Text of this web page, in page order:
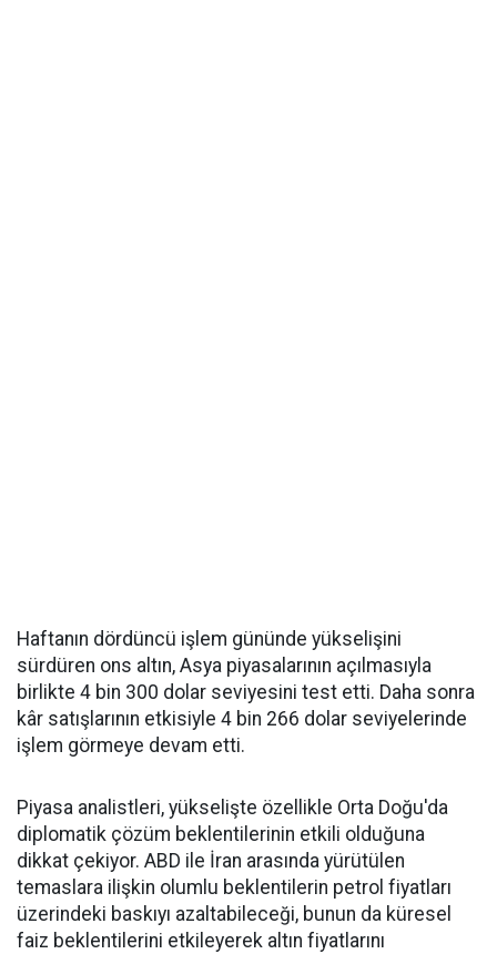
Haftanın dördüncü işlem gününde yükselişini
sürdüren ons altın, Asya piyasalarının açılmasıyla
birlikte 4 bin 300 dolar seviyesini test etti. Daha sonra
kâr satışlarının etkisiyle 4 bin 266 dolar seviyelerinde
işlem görmeye devam etti.
Piyasa analistleri, yükselişte özellikle Orta Doğu'da
diplomatik çözüm beklentilerinin etkili olduğuna
dikkat çekiyor. ABD ile İran arasında yürütülen
temaslara ilişkin olumlu beklentilerin petrol fiyatları
üzerindeki baskıyı azaltabileceği, bunun da küresel
faiz beklentilerini etkileyerek altın fiyatlarını